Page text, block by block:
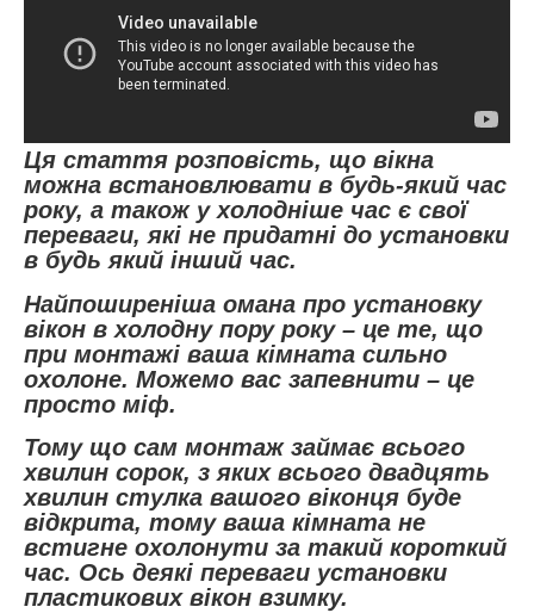
Ця стаття розповість, що вікна
можна встановлювати в будь-який час
року, а також у холодніше час є свої
переваги, які не придатні до установки
в будь який інший час.
Найпоширеніша омана про установку
вікон в холодну пору року – це те, що
при монтажі ваша кімната сильно
охолоне. Можемо вас запевнити – це
просто міф.
Тому що сам монтаж займає всього
хвилин сорок, з яких всього двадцять
хвилин стулка вашого віконця буде
відкрита, тому ваша кімната не
встигне охолонути за такий короткий
час. Ось деякі переваги установки
пластикових вікон взимку.